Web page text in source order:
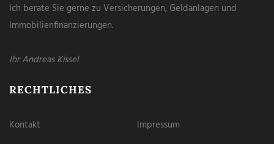
Ich berate Sie gerne zu Versicherungen, Geldanlagen und
Immobilienfinanzierungen.
Ihr Andreas Kissel
RECHTLICHES
Kontakt
Impressum